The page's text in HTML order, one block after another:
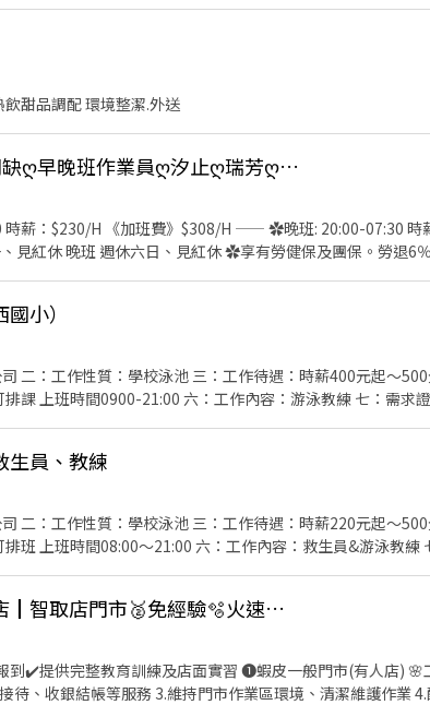
甜品調配 環境整潔.外送
J2ღ週休二日ღ國際電子廠開缺ღ早晚班作業員ღ汐止ღ瑞芳ღ基隆ღ新店ღ中和
薪：$230/H 《加班費》$308/H —— ✿晚班: 20:00-07:30 時
見紅休 晚班 週休六日、見紅休 ✿享有勞健保及團保。勞退
40分鐘，上下午間休10分鐘，加班用餐30分鐘 —— 保障加班
，陪產檢假7+5 育兒津貼10,000/月 年薪保障14個月＜含
—— ☎️【快速應徵】 有興趣歡迎私訊或來電詢問 應徵方式： 👩‍💼 Lucy ☎ 02-
HR08 ⸻ 👩‍💼 張小姐 ☎︎ 02-7730-5501 📲
請擇一位專員聯繫即可 📌 加入ʟɪɴᴇ後截圖職缺資訊 📌
小）
二：工作性質：學校泳池 三：工作待遇：時薪400元起～
課 上班時間0900-21:00 六：工作內容：游泳教練 七：需求
兼游泳教練，歡迎來面試
生員、教練
二：工作性質：學校泳池 三：工作待遇：時薪220元起～
班 上班時間08:00～21:00 六：工作內容：救生員&游泳教練
場安全 現場有GooSwim游泳教學教育訓練 也可兼游泳教練，歡迎來面試
〚基隆多區〛🔆🔥蝦皮店到店┃智取店門市🥈免經驗🫧火速報到💓
習 ❶蝦皮一般門市(有人店) 🌸工作內容🌸 1.負責包裹收
待、收銀結帳等服務 3.維持門市作業區環境、清潔維護作業